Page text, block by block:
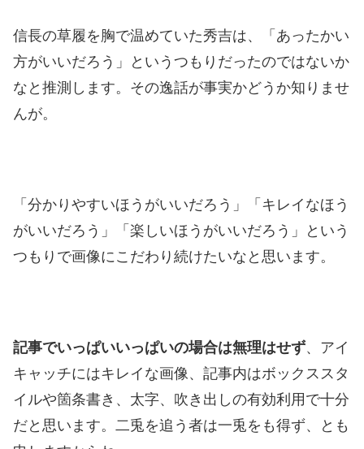
信長の草履を胸で温めていた秀吉は、「あったかい
方がいいだろう」というつもりだったのではないか
なと推測します。その逸話が事実かどうか知りませ
んが。
「分かりやすいほうがいいだろう」「キレイなほう
がいいだろう」「楽しいほうがいいだろう」という
つもりで画像にこだわり続けたいなと思います。
記事でいっぱいいっぱいの場合は無理はせず、アイ
キャッチにはキレイな画像、記事内はボックススタ
イルや箇条書き、太字、吹き出しの有効利用で十分
だと思います。二兎を追う者は一兎をも得ず、とも